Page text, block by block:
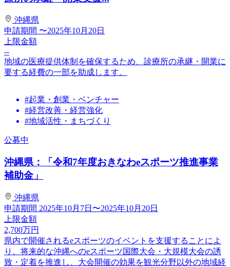
沖縄県
申請期間 〜2025年10月20日
上限金額
--
地域の医療提供体制を確保するため、診療所の承継・開業に
要する経費の一部を助成します。
#起業・創業・ベンチャー
#経営改善・経営強化
#地域活性・まちづくり
公募中
沖縄県：「令和7年度おきなわeスポーツ推進事業
補助金」
沖縄県
申請期間 2025年10月7日〜2025年10月20日
上限金額
2,700万円
県内で開催されるeスポーツのイベントを支援することによ
り、将来的な沖縄へのeスポーツ国際大会・大規模大会の誘
致・定着を推進し、大会開催の効果を観光分野以外の地域経